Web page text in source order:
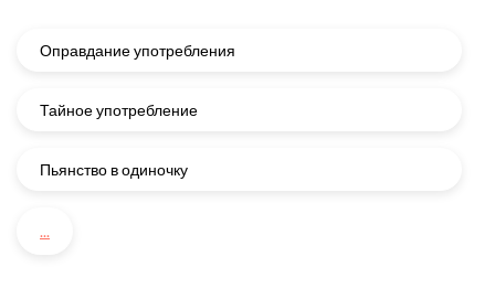
Оправдание употребления
Тайное употребление
Пьянство в одиночку
...